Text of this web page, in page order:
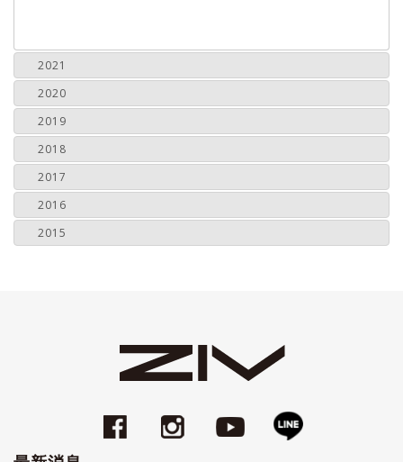
2021
2020
2019
2018
2017
2016
2015